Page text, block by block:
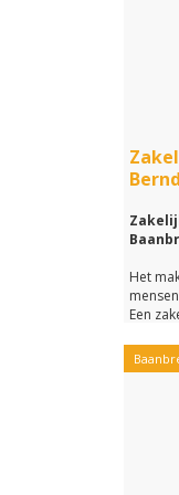
Het
Een
In